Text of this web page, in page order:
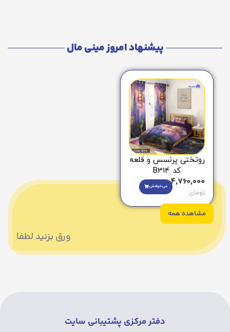
پیشنهاد امروز مینی مال
روتختی پرنسس و قلعه
کد B314
4,760,000
تومان
می‌خوامش
مشاهده همه
ورق بزنید لطفا
دفتر مرکزی پشتیبانی سایت